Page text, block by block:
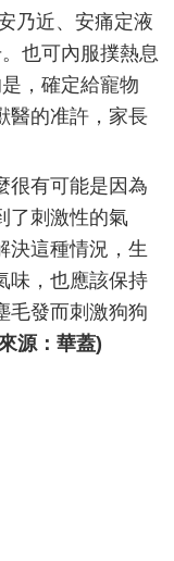
乃近、安痛定液
也可內服撲熱息
，確定給寵物
醫的准許，家長
很有可能是因為
了刺激性的氣
決這種情況，生
味，也應該保持
毛發而刺激狗狗
源：華蓋)